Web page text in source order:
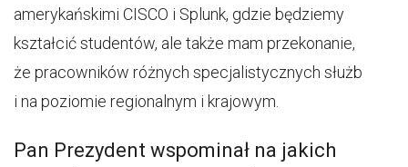
amerykańskimi CISCO i Splunk, gdzie będziemy
kształcić studentów, ale także mam przekonanie,
że pracowników różnych specjalistycznych służb
i na poziomie regionalnym i krajowym.
Pan Prezydent wspominał na jakich